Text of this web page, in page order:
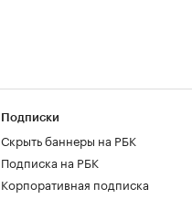
Подписки
Скрыть баннеры на РБК
Подписка на РБК
Корпоративная подписка